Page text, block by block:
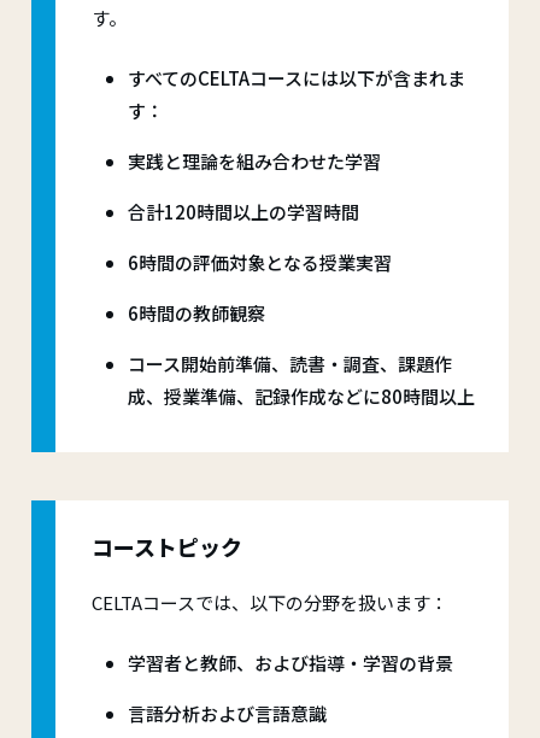
す。
すべてのCELTAコースには以下が含まれま
す：
実践と理論を組み合わせた学習
合計120時間以上の学習時間
6時間の評価対象となる授業実習
6時間の教師観察
コース開始前準備、読書・調査、課題作
成、授業準備、記録作成などに80時間以上
コーストピック
CELTAコースでは、以下の分野を扱います：
学習者と教師、および指導・学習の背景
言語分析および言語意識